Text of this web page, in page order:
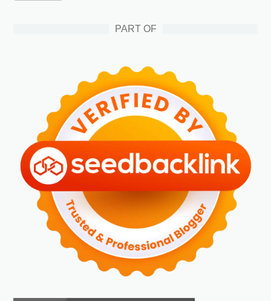
PART OF